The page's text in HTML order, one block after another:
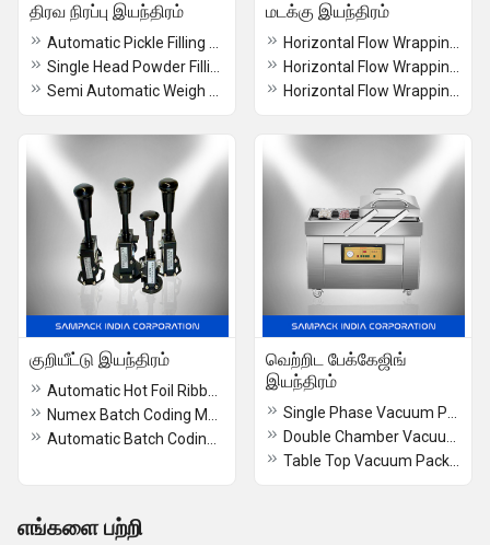
திரவ நிரப்பு இயந்திரம் மடக்கு இயந்திரம்
குறியீட்டு இயந்திரம்
வெற்றிட பேக்கேஜிங்
இயந்திரம்
எங்களை பற்றி